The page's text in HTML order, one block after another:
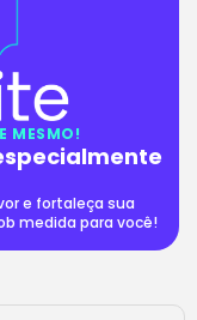
MESMO!
e fortaleça sua
medida para você!